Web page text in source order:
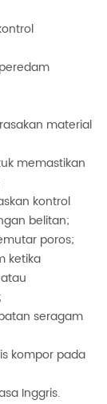
material
memastikan
kontrol
belitan;
poros;
ketika
seragam
kompor pada
Inggris.